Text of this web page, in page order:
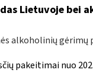
Lietuvoje bei
alkoholinių gėrimų
pakeitimai nuo